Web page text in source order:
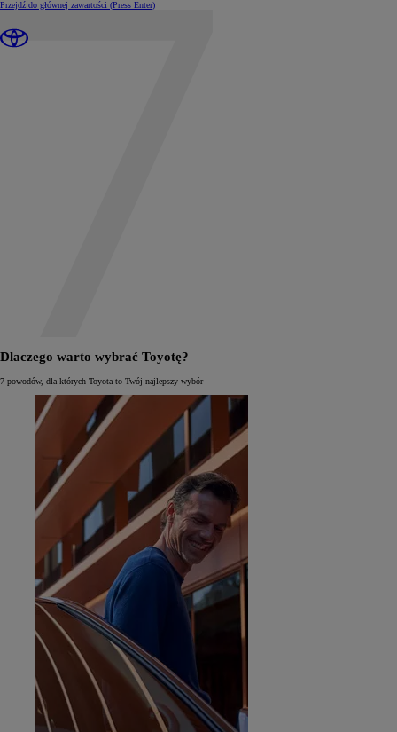
Przejdź do głównej zawartości (Press Enter)
Dlaczego warto wybrać Toyotę?
7 powodów, dla których Toyota to Twój najlepszy wybór